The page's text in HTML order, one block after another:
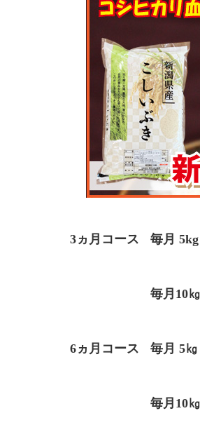
3ヵ月コース 毎月 5kg
毎月10㎏
6ヵ月コース 毎月 5㎏
毎月10㎏